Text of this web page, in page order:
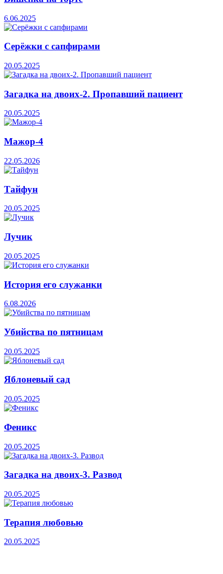
6.06.2025
Серёжки с сапфирами
20.05.2025
Загадка на двоих-2. Пропавший пациент
20.05.2025
Мажор-4
22.05.2026
Тайфун
20.05.2025
Лучик
20.05.2025
История его служанки
6.08.2026
Убийства по пятницам
20.05.2025
Яблоневый сад
20.05.2025
Феникс
20.05.2025
Загадка на двоих-3. Развод
20.05.2025
Терапия любовью
20.05.2025